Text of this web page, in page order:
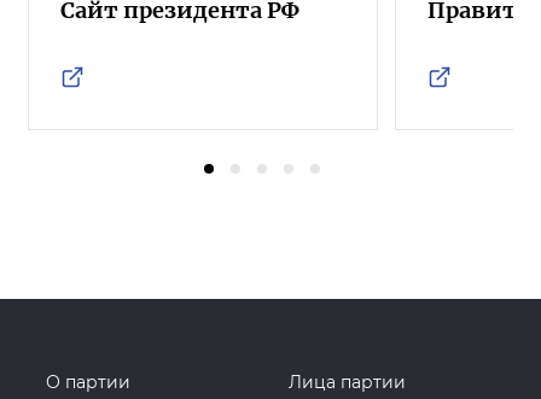
Сайт президента РФ
О партии
Лица партии